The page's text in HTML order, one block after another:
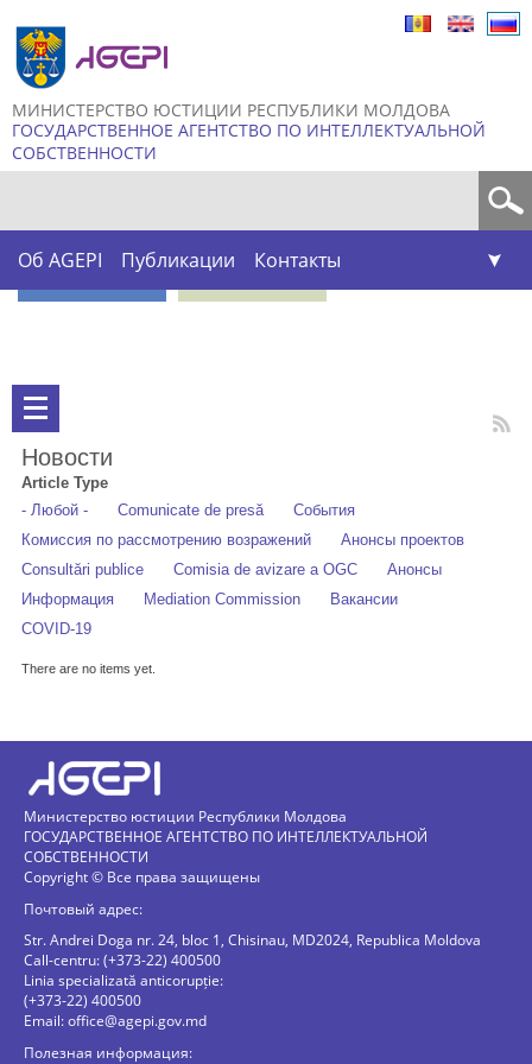
МИНИСТЕРСТВО ЮСТИЦИИ РЕСПУБЛИКИ МОЛДОВА
ГОСУДАРСТВЕННОЕ АГЕНТСТВО ПО ИНТЕЛЛЕКТУАЛЬНОЙ
СОБСТВЕННОСТИ
Об AGEPI Публикации Контакты
Новости
Article Type
- Любой -
Comunicate de presă
События
Комиссия по рассмотрению возражений
Анонсы проектов
Consultări publice
Comisia de avizare a OGC
Анонсы
Информация
Mediation Commission
Вакансии
COVID-19
There are no items yet.
Министерство юстиции Республики Молдова
ГОСУДАРСТВЕННОЕ АГЕНТСТВО ПО ИНТЕЛЛЕКТУАЛЬНОЙ
СОБСТВЕННОСТИ
Copyright © Все права защищены
Почтовый адрес:
Str. Andrei Doga nr. 24, bloc 1, Chisinau, MD2024, Republica Moldova
Call-centru: (+373-22) 400500
Linia specializată anticorupție:
(+373-22) 400500
Email:office@agepi.gov.md
Полезная информация: